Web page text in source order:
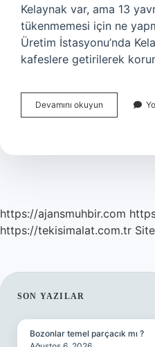
Kelaynak var, ama 13
tükenmemesi için ne
Üretim İstasyonu’nda
kafeslere getirilerek
Devamını okuyun Kelaynak
Nasıl
https://ajansmuhbir.com
https://tekisimalat.com.tr
SIDEBAR
SON YAZILAR
Bozonlar temel parçacık mı ?